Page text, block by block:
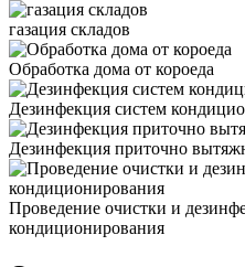
газация складов
Обработка дома от короеда
Дезинфекция систем
Дезинфекция приточно
Проведение очистки и
кондиционирования